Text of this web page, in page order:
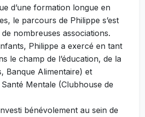
d’une formation longue en
le parcours de Philippe s’est
nombreuses associations.
Philippe a exercé en tant
le champ de l’éducation, de la
Banque Alimentaire) et
Mentale (Clubhouse de
bénévolement au sein de